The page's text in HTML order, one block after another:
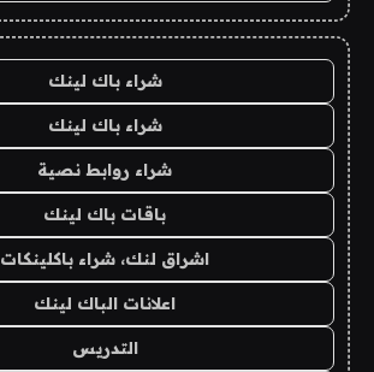
شراء باك لينك
شراء باك لينك
شراء روابط نصية
باقات باك لينك
اشراق لنك، شراء باكلينكات
اعلانات الباك لينك
التدريس